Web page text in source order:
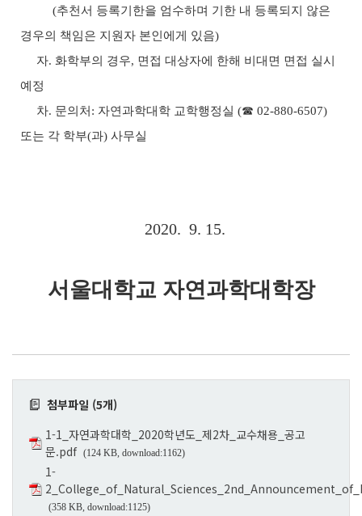
(추천서 등록기한을 엄수하며 기한 내 등록되지 않은
경우의 책임은 지원자 본인에게 있음)
자. 화학부의 경우, 면접 대상자에 한해 비대면 면접 실시
예정
차. 문의처 : 자연과학대학 교학행정실 (☎ 02-880-6507)
또는 각 학부(과) 사무실
2020. 9. 15.
서울대학교 자연과학대학장
첨부파일 (5개)
1-1_자연과학대학_2020학년도_제2차_교수채용_공고
문.pdf (124 KB, download:1162)
1-
(358 KB, download:1125)